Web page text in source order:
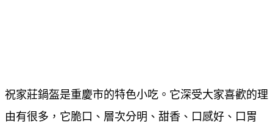
祝家莊鍋盔是重慶市的特色小吃。它深受大家喜歡的理
由有很多，它脆口、層次分明、甜香、口感好、口胃